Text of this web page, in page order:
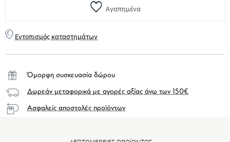
Αγαπημένα
Εντοπισμός καταστημάτων
Όμορφη συσκευασία δώρου
Δωρεάν μεταφορικά με αγορές αξίας άνω των 150€
Ασφαλείς αποστολές προϊόντων